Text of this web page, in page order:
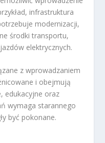
infrastruktura
modernizacji,
środki transportu,
elektrycznych.
z wprowadzaniem
i obejmują
edukacyjne oraz
wymaga starannego
być pokonane.